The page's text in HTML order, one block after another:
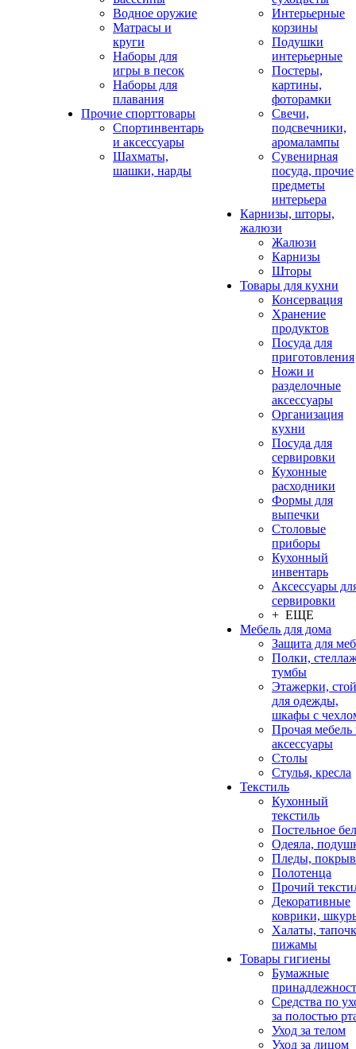
Водное оружие
Матрасы и
круги
Наборы для
игры в песок
Наборы для
плавания
Прочие спорттовары
Спортинвентарь
и аксессуары
Шахматы,
шашки, нарды
Интерьерные
корзины
Подушки
интерьерные
Постеры,
картины,
фоторамки
Свечи,
подсвечники,
аромалампы
Сувенирная
посуда, прочие
предметы
интерьера
Карнизы, шторы,
жалюзи
Жалюзи
Карнизы
Шторы
Товары для кухни
Консервация
Хранение
продуктов
Посуда для
приготовления
Ножи и
разделочные
аксессуары
Организация
кухни
Посуда для
сервировки
Кухонные
расходники
Формы для
выпечки
Столовые
приборы
Кухонный
инвентарь
Аксессуары
сервировки
+ ЕЩЕ
Мебель для дома
Защита для
Полки,
тумбы
Этажерки,
для одежды,
шкафы с
Прочая мебель
аксессуары
Столы
Стулья, кресла
Текстиль
Кухонный
текстиль
Постельное
Одеяла,
Пледы,
Полотенца
Прочий
Декоративные
коврики,
Халаты,
пижамы
Товары гигиены
Бумажные
Средства по
за полостью
Уход за телом
Уход за лицом